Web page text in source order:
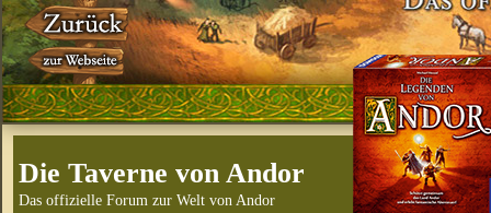
Die Taverne von Andor
Das offizielle Forum zur Welt von Andor